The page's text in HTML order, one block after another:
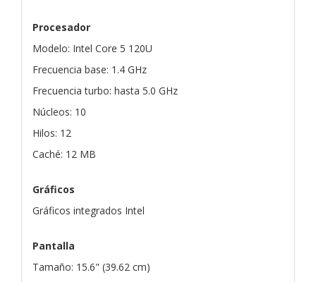
Procesador
Modelo: Intel Core 5 120U
Frecuencia base: 1.4 GHz
Frecuencia turbo: hasta 5.0 GHz
Núcleos: 10
Hilos: 12
Caché: 12 MB
Gráficos
Gráficos integrados Intel
Pantalla
Tamaño: 15.6" (39.62 cm)